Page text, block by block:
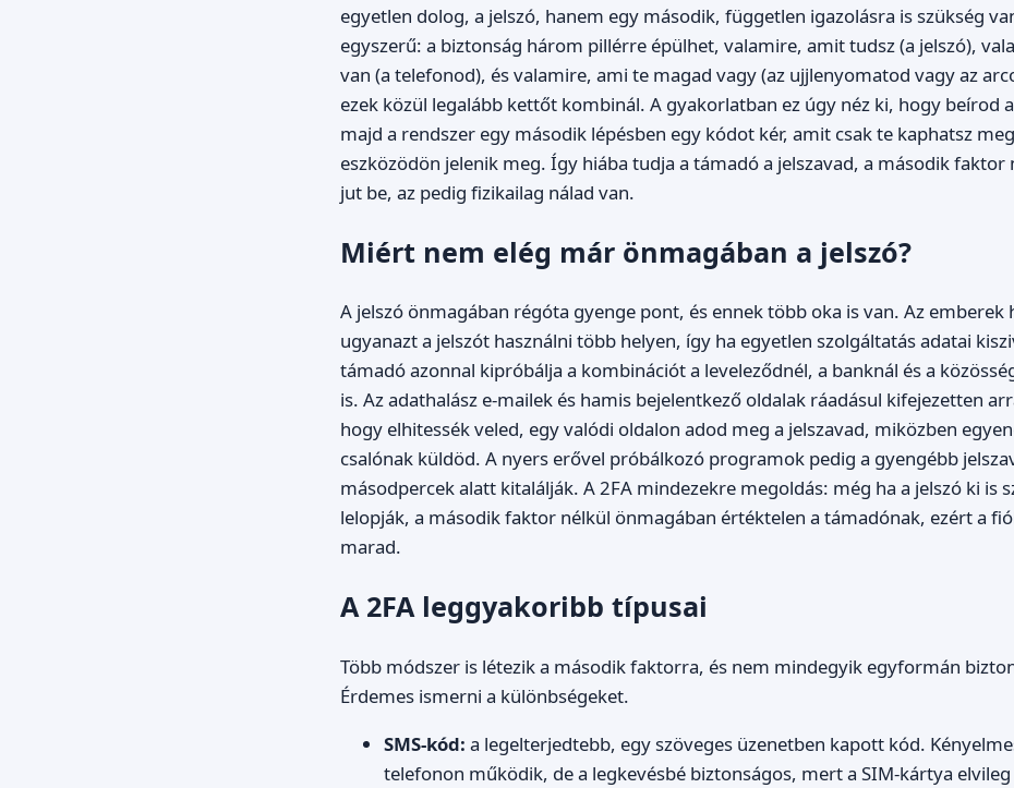
egyetlen dolog, a jelszó, hanem egy második, független igazolásra is szükség
egyszerű: a biztonság három pillérre épülhet, valamire, amit tudsz (a jelszó),
van (a telefonod), és valamire, ami te magad vagy (az ujjlenyomatod vagy az
ezek közül legalább kettőt kombinál. A gyakorlatban ez úgy néz ki, hogy beírod
majd a rendszer egy második lépésben egy kódot kér, amit csak te kaphatsz
eszközödön jelenik meg. Így hiába tudja a támadó a jelszavad, a második faktor
jut be, az pedig fizikailag nálad van.
Miért nem elég már önmagában a jelszó?
A jelszó önmagában régóta gyenge pont, és ennek több oka is van. Az emberek
ugyanazt a jelszót használni több helyen, így ha egyetlen szolgáltatás adatai
támadó azonnal kipróbálja a kombinációt a leveleződnél, a banknál és a
is. Az adathalász e-mailek és hamis bejelentkező oldalak ráadásul kifejezetten
hogy elhitessék veled, egy valódi oldalon adod meg a jelszavad, miközben
csalónak küldöd. A nyers erővel próbálkozó programok pedig a gyengébb
másodpercek alatt kitalálják. A 2FA mindezekre megoldás: még ha a jelszó ki is
lelopják, a második faktor nélkül önmagában értéktelen a támadónak, ezért a
marad.
A 2FA leggyakoribb típusai
Több módszer is létezik a második faktorra, és nem mindegyik egyformán
Érdemes ismerni a különbségeket.
SMS-kód: a legelterjedtebb, egy szöveges üzenetben kapott kód.
telefonon működik, de a legkevésbé biztonságos, mert a SIM-kártya